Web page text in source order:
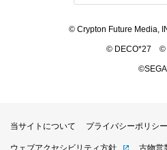
© Crypton Future Media,
© DECO*27 ©
©SEGA
当サイトについて プライバシーポリシー
ウェブアクセシビリティ方針 古物営